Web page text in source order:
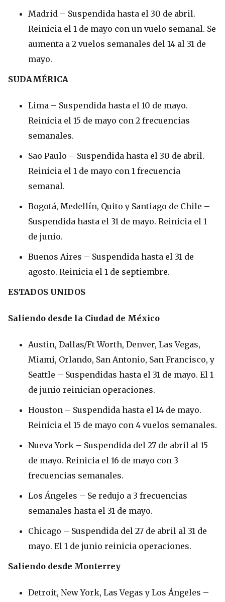
Madrid – Suspendida hasta el 30 de abril.
Reinicia el 1 de mayo con un vuelo semanal. Se
aumenta a 2 vuelos semanales del 14 al 31 de
mayo.
SUDAMÉRICA
Lima – Suspendida hasta el 10 de mayo.
Reinicia el 15 de mayo con 2 frecuencias
semanales.
Sao Paulo – Suspendida hasta el 30 de abril.
Reinicia el 1 de mayo con 1 frecuencia
semanal.
Bogotá, Medellín, Quito y Santiago de Chile –
Suspendida hasta el 31 de mayo. Reinicia el 1
de junio.
Buenos Aires – Suspendida hasta el 31 de
agosto. Reinicia el 1 de septiembre.
ESTADOS UNIDOS
Saliendo desde la Ciudad de México
Austin, Dallas/Ft Worth, Denver, Las Vegas,
Miami, Orlando, San Antonio, San Francisco, y
Seattle – Suspendidas hasta el 31 de mayo. El 1
de junio reinician operaciones.
Houston – Suspendida hasta el 14 de mayo.
Reinicia el 15 de mayo con 4 vuelos semanales.
Nueva York – Suspendida del 27 de abril al 15
de mayo. Reinicia el 16 de mayo con 3
frecuencias semanales.
Los Ángeles – Se redujo a 3 frecuencias
semanales hasta el 31 de mayo.
Chicago – Suspendida del 27 de abril al 31 de
mayo. El 1 de junio reinicia operaciones.
Saliendo desde Monterrey
Detroit, New York, Las Vegas y Los Ángeles –